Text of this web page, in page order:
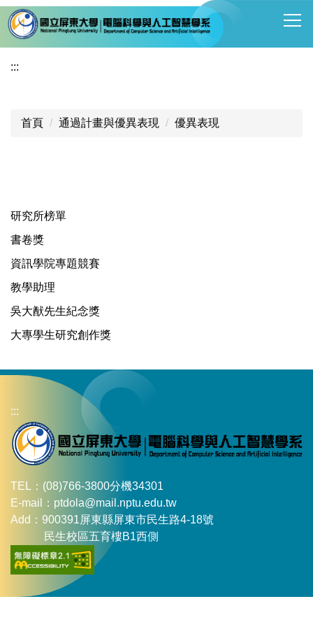
跳
到
:::
首頁 通過計畫與優異表現 優異表現
研究所榜單
書卷獎
資訊學院專題競賽
教學助理
吳大猷先生紀念獎
大專學生研究創作獎
:::
TEL：(08)766-3800分機34301
E-mail：ptdola@mail.nptu.edu.tw
Add：900391屏東縣屏東市民生路4-18號
民生校區五育樓B1西側